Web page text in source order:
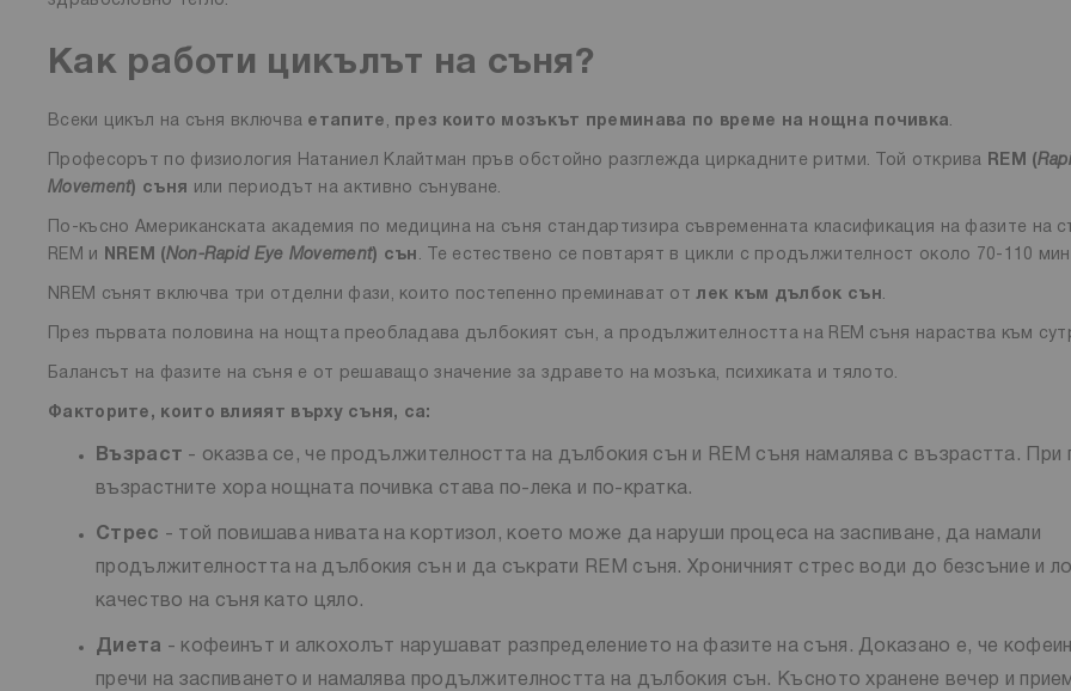
Как работи цикълът на съня?
Всеки цикъл на съня включва етапите , през които мозъкът преминава по време на нощна почивка.
Професорът по физиология Натаниел Клайтман пръв обстойно разглежда циркадните ритми. Той открива REM (
Movement) съня или периодът на активно сънуване.
По-късно Американската академия по медицина на съня стандартизира съвременната класификация на фазите на
REM и
NREM ( Non-Rapid Eye Movement) сън . Те естествено се повтарят в цикли с продължителност около 70-110
NREM сънят включва три отделни фази, които постепенно преминават отлек към дълбок сън .
През първата половина на нощта преобладава дълбокият сън, а продължителността на REM съня нараства към
Балансът на фазите на съня е от решаващо значение за здравето на мозъка, психиката и тялото.
Факторите, които влияят върху съня, са:
Възраст - оказва се, че продължителността на дълбокия сън и REM съня намалява с възрастта. При
възрастните хора нощната почивка става по-лека и по-кратка.
Стрес - той повишава нивата на кортизол, което може да наруши процеса на заспиване, да намали
продължителността на дълбокия сън и да съкрати REM съня. Хроничният стрес води до безсъние и
качество на съня като цяло.
Диета - кофеинът и алкохолът нарушават разпределението на фазите на съня. Доказано е, че
пречи на заспиването и намалява продължителността на дълбокия сън. Късното хранене вечер и